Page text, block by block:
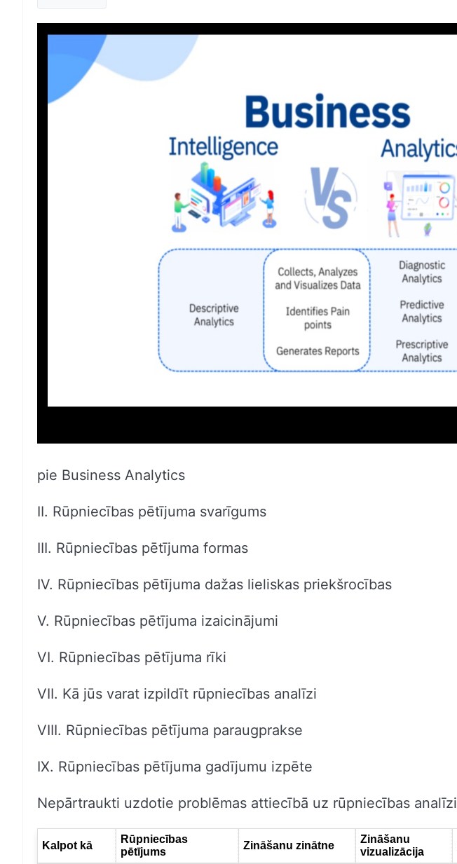
pie Business Analytics
II. Rūpniecības pētījuma svarīgums
III. Rūpniecības pētījuma formas
IV. Rūpniecības pētījuma dažas lieliskas priekšrocības
V. Rūpniecības pētījuma izaicinājumi
VI. Rūpniecības pētījuma rīki
VII. Kā jūs varat izpildīt rūpniecības analīzi
VIII. Rūpniecības pētījuma paraugprakse
IX. Rūpniecības pētījuma gadījumu izpēte
Nepārtraukti uzdotie problēmas attiecībā uz rūpniecības analīzi
Kalpot kā
Rūpniecības
pētījums
Zināšanu zinātne
Zināšanu
vizualizācija